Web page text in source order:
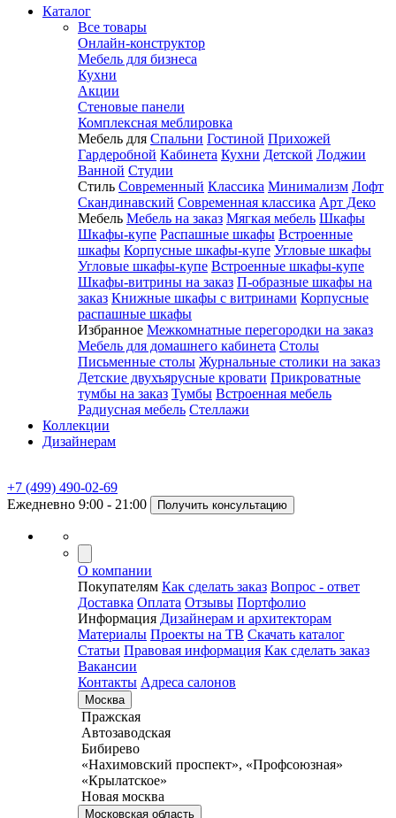
Каталог
Все товары
Онлайн-конструктор
Мебель для бизнеса
Кухни
Акции
Стеновые панели
Комплексная меблировка
Мебель для Спальни Гостиной Прихожей
Гардеробной Кабинета Кухни Детской Лоджии
Ванной Студии
Стиль Современный Классика Минимализм Лофт
Скандинавский Современная классика Арт Деко
Мебель Мебель на заказ Мягкая мебель Шкафы
Шкафы-купе Распашные шкафы Встроенные
шкафы Корпусные шкафы-купе Угловые шкафы
Угловые шкафы-купе Встроенные шкафы-купе
Шкафы-витрины на заказ П-образные шкафы на
заказ Книжные шкафы с витринами Корпусные
распашные шкафы
Избранное Межкомнатные перегородки на заказ
Мебель для домашнего кабинета Столы
Письменные столы Журнальные столики на заказ
Детские двухъярусные кровати Прикроватные
тумбы на заказ Тумбы Встроенная мебель
Радиусная мебель Стеллажи
Коллекции
Дизайнерам
+7 (499) 490-02-69
Ежедневно 9:00 - 21:00
Получить консультацию
О компании
Покупателям Как сделать заказ Вопрос - ответ
Доставка Оплата Отзывы Портфолио
Информация Дизайнерам и архитекторам
Материалы Проекты на ТВ Скачать каталог
Статьи Правовая информация Как сделать заказ
Вакансии
Контакты Адреса салонов
Москва
Пражская
Автозаводская
Бибирево
«Нахимовский проспект», «Профсоюзная»
«Крылатское»
Новая москва
Московская область